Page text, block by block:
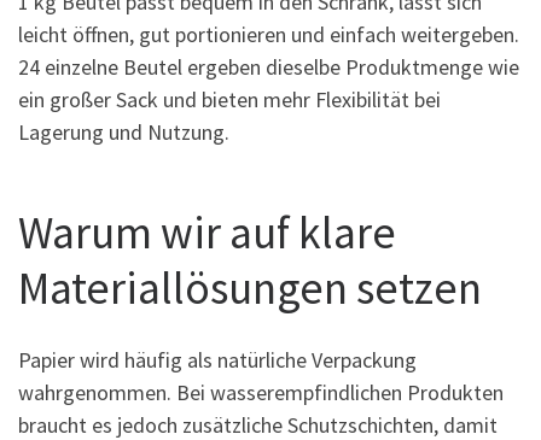
leicht öffnen, gut portionieren und einfach weitergeben.
24 einzelne Beutel ergeben dieselbe Produktmenge wie
ein großer Sack und bieten mehr Flexibilität bei
Lagerung und Nutzung.
Warum wir auf klare
Materiallösungen setzen
Papier wird häufig als natürliche Verpackung
wahrgenommen. Bei wasserempfindlichen Produkten
braucht es jedoch zusätzliche Schutzschichten, damit